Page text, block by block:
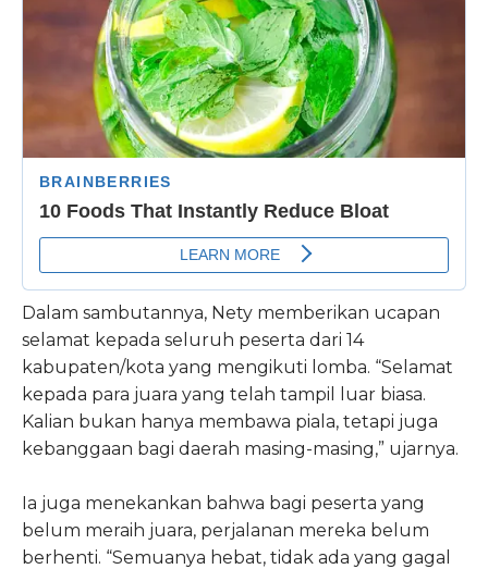
Dalam sambutannya, Nety memberikan ucapan
selamat kepada seluruh peserta dari 14
kabupaten/kota yang mengikuti lomba. “Selamat
kepada para juara yang telah tampil luar biasa.
Kalian bukan hanya membawa piala, tetapi juga
kebanggaan bagi daerah masing-masing,” ujarnya.
Ia juga menekankan bahwa bagi peserta yang
belum meraih juara, perjalanan mereka belum
berhenti. “Semuanya hebat, tidak ada yang gagal